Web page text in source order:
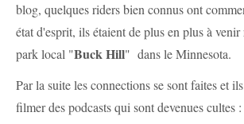
blog, quelques riders bien connus ont
état d'esprit, ils étaient de plus en plus à
park local "Buck Hill" dans le Minnesota.
Par la suite les connections se sont faites et
filmer des podcasts qui sont devenues cultes :